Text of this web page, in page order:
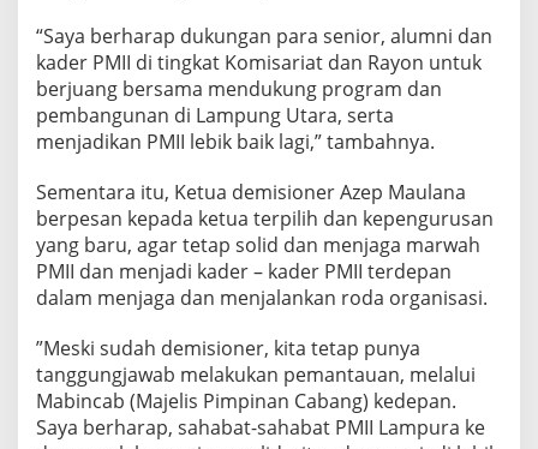
“Saya berharap dukungan para senior, alumni dan
kader PMII di tingkat Komisariat dan Rayon untuk
berjuang bersama mendukung program dan
pembangunan di Lampung Utara, serta
menjadikan PMII lebik baik lagi,” tambahnya.
Sementara itu, Ketua demisioner Azep Maulana
berpesan kepada ketua terpilih dan kepengurusan
yang baru, agar tetap solid dan menjaga marwah
PMII dan menjadi kader – kader PMII terdepan
dalam menjaga dan menjalankan roda organisasi.
”Meski sudah demisioner, kita tetap punya
tanggungjawab melakukan pemantauan, melalui
Mabincab (Majelis Pimpinan Cabang) kedepan.
Saya berharap, sahabat-sahabat PMII Lampura ke